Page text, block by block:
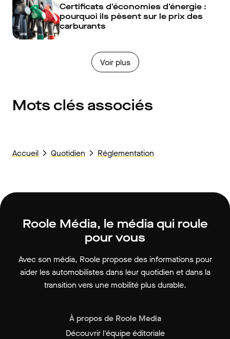
Certificats d'économies d'énergie :
pourquoi ils pèsent sur le prix des
carburants
Voir plus
Mots clés associés
Accueil Quotidien Réglementation
Roole Média, le média qui roule
pour vous
Avec son média, Roole propose des informations pour
aider les automobilistes dans leur quotidien et dans la
transition vers une mobilité plus durable.
À propos de Roole Media
Découvrir l'équipe éditoriale